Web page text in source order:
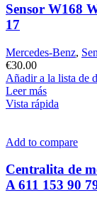
Sensor W168
17
Mercedes-Benz,
€30.00
Añadir a la lista de
Leer más
Vista rápida
Add to compare
Centralita de
A 611 153 90